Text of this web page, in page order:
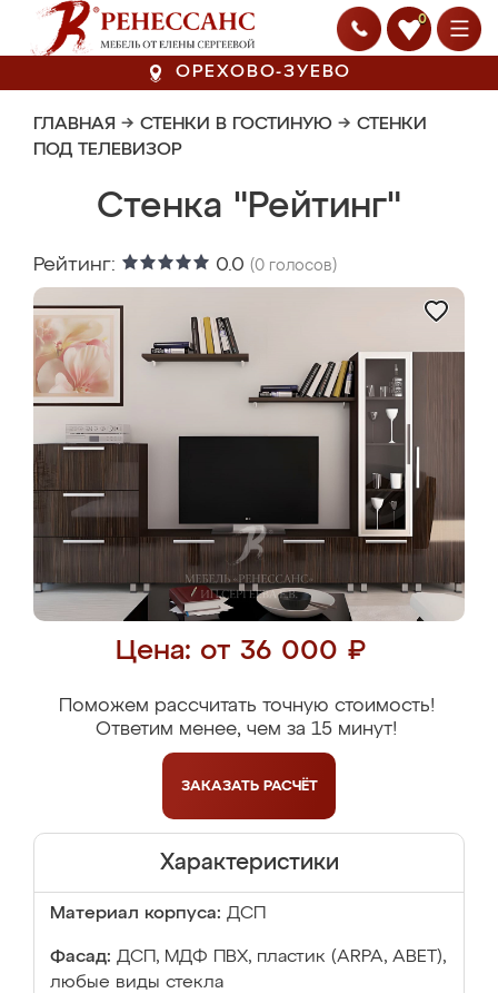
0
ОРЕХОВО-ЗУЕВО
ГЛАВНАЯ → СТЕНКИ В ГОСТИНУЮ → СТЕНКИ
ПОД ТЕЛЕВИЗОР
Стенка "Рейтинг"
Рейтинг: 0.0 (0 голосов)
Цена: от 36 000 ₽
Поможем рассчитать точную стоимость!
Ответим менее, чем за 15 минут!
ЗАКАЗАТЬ РАСЧЁТ
Характеристики
Материал корпуса: ДСП
Фасад: ДСП, МДФ ПВХ, пластик (ARPA, ABET),
любые виды стекла